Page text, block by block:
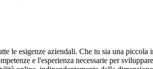
le esigenze aziendali. Che tu sia una
e l'esperienza necessarie per